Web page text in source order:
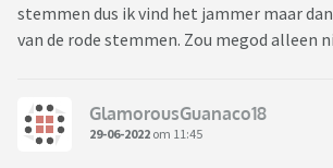
stemmen dus ik vind het jammer maar
van de rode stemmen. Zou megod alleen
GlamorousGuanaco18
29-06-2022 om 11:45